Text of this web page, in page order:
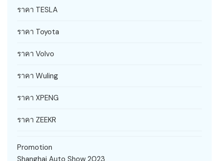
ราคา TESLA
ราคา Toyota
ราคา Volvo
ราคา Wuling
ราคา XPENG
ราคา ZEEKR
Promotion